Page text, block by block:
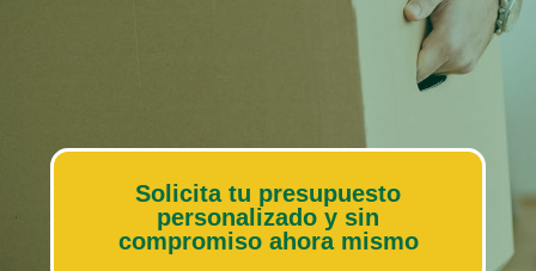
Solicita tu presupuesto
personalizado y sin
compromiso ahora mismo